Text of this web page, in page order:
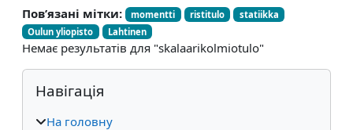
Пов’язані мітки: momentti ristitulo
statiikka
Oulun yliopisto
Lahtinen
Немає результатів для "skalaarikolmiotulo"
Блоки
Пропустити Навігація
Навігація
На головну